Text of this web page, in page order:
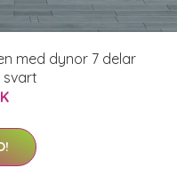
med dynor 7 delar